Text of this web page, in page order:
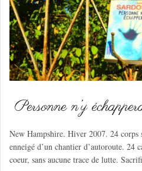
Personne n’y
New Hampshire. Hiver 2007. 24 corps
enneigé d’un chantier d’autoroute. 24
coeur, sans aucune trace de lutte.